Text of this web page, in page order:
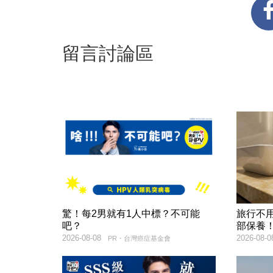
留言討論區
驚！每2男就有1人中標？不可能
吧？
PR・台灣癌症基金會
2026-08-08
旅行不
部保養
2026-08-